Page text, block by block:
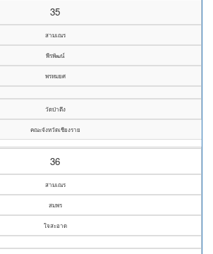
35
สามเณร
พีรพัฒน์
พรหมยศ
วัดป่าตึง
คณะจังหวัดเชียงราย
36
สามเณร
สมพร
ใจสะอาด